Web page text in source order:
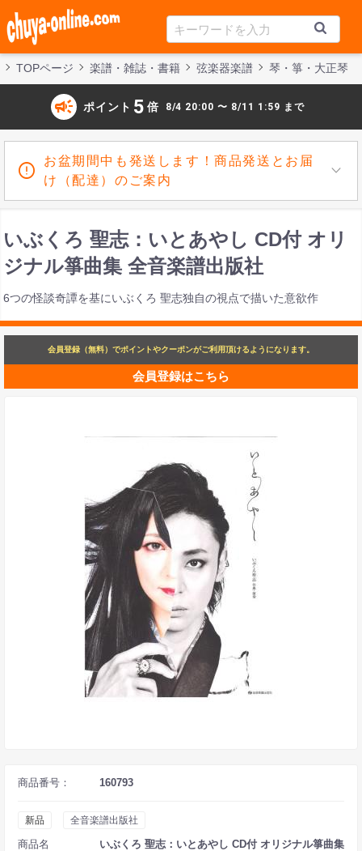
TOPページ 楽譜・雑誌・書籍 弦楽器楽譜 琴・箏・大正琴
campaign ポイント 5 倍 8/4 20:00 〜 8/11 1:59 まで
お盆期間中も発送します！商品発送とお届
け（配達）のご案内
いぶくろ 聖志：いとあやし CD付 オリ
ジナル箏曲集 全音楽譜出版社
6つの怪談奇譚を基にいぶくろ 聖志独自の視点で描いた意欲作
会員登録（無料）でポイントやクーポンがご利用頂けるようになります。
会員登録はこちら
商品番号： 160793
新品 全音楽譜出版社
商品名
いぶくろ 聖志：いとあやし CD付 オリジナル箏曲集